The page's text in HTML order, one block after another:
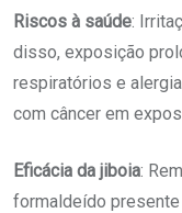
Riscos à saúde:
disso, exposição
respiratórios e
com câncer em
Eficácia da jiboia:
formaldeído